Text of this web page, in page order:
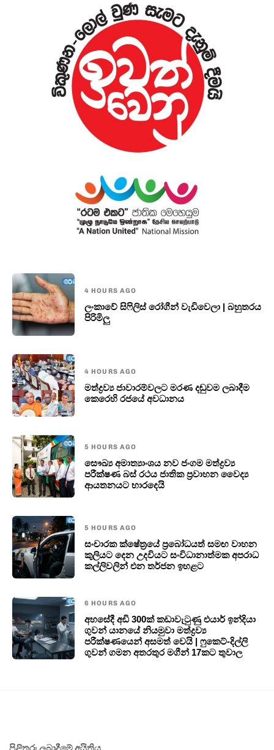
4 HOURS AGO
ලංකාවේ සිෆිලිස් රෝගීන් වැඩිවෙලා | බහුතරය
පිරිමිලු
4 HOURS AGO
මත්ද්‍රව්‍ය ජාවාරම්වලට මරණ දඬුවම ලබාදීම
කෙරෙහි රජයේ අවධානය
5 HOURS AGO
සෞඛ්‍ය අමාත්‍යාංශය නව ජංගම මත්ද්‍රව්‍ය
පරීක්ෂණ බස් රථය ජාතික ප්‍රවාහන වෛද්‍ය
ආයතනයට භාරදෙයි
5 HOURS AGO
සංචාරක ක්ෂේත්‍රයේ ප්‍රබෝධයත් සමඟ වාහන
කුලියට දෙන උදවියට සංවිධානාත්මක අපරාධ
කල්ලිවලින් එන තර්ජන ඉහළට
6 HOURS AGO
අහසේදී අඩි 300ක් කඩාවැටුණු එයාර් ඉන්දියා
ගුවන් යානයේ නියමුවා මත්ද්‍රව්‍ය
පරීක්ෂණයෙන් අසමත් වෙයි | ෆුකෙට්-දිල්ලි
ගුවන් ගමන අතරතුර මගීන් 17කට තුවාල